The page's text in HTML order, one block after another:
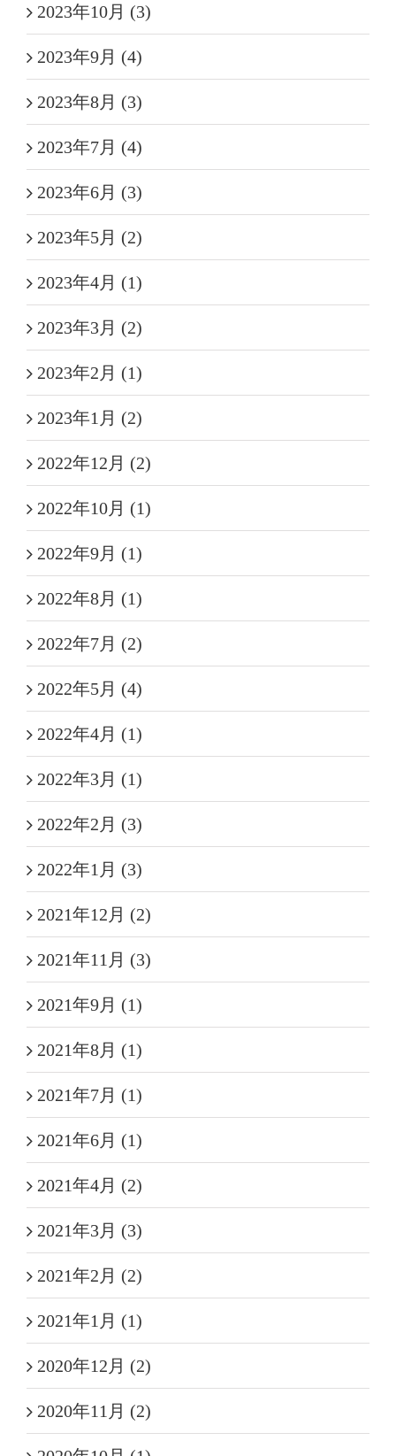
2023年10月 (3)
2023年9月 (4)
2023年8月 (3)
2023年7月 (4)
2023年6月 (3)
2023年5月 (2)
2023年4月 (1)
2023年3月 (2)
2023年2月 (1)
2023年1月 (2)
2022年12月 (2)
2022年10月 (1)
2022年9月 (1)
2022年8月 (1)
2022年7月 (2)
2022年5月 (4)
2022年4月 (1)
2022年3月 (1)
2022年2月 (3)
2022年1月 (3)
2021年12月 (2)
2021年11月 (3)
2021年9月 (1)
2021年8月 (1)
2021年7月 (1)
2021年6月 (1)
2021年4月 (2)
2021年3月 (3)
2021年2月 (2)
2021年1月 (1)
2020年12月 (2)
2020年11月 (2)